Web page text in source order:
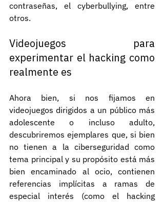
contraseñas, el cyberbullying, entre
otros.
Videojuegos para
experimentar el hacking como
realmente es
Ahora bien, si nos fijamos en
videojuegos dirigidos a un público más
adolescente o incluso adulto,
descubriremos ejemplares que, si bien
no tienen a la ciberseguridad como
tema principal y su propósito está más
bien encaminado al ocio, contienen
referencias implícitas a ramas de
especial interés (como el hacking